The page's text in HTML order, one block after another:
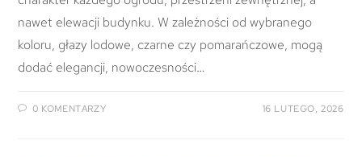
nawet elewacji budynku. W zależności od wybranego
koloru, głazy lodowe, czarne czy pomarańczowe, mogą
dodać elegancji, nowoczesności…
0 KOMENTARZY 16 LUTEGO, 2026